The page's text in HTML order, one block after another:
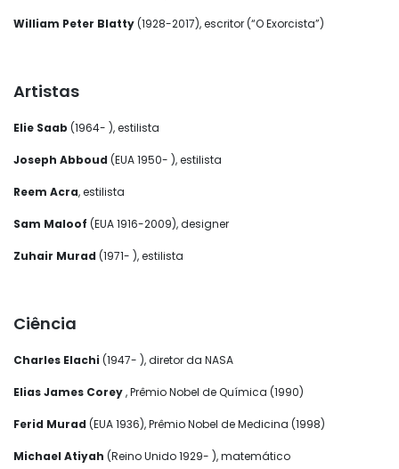
William Peter Blatty(1928-2017), escritor (“O Exorcista”)
Artistas
Elie Saab (1964- ), estilista
Joseph Abboud (EUA 1950- ), estilista
Reem Acra, estilista
Sam Maloof (EUA 1916-2009), designer
Zuhair Murad (1971- ), estilista
Ciência
Charles Elachi (1947- ), diretor da NASA
Elias James Corey, Prêmio Nobel de Química (1990)
Ferid Murad (EUA 1936), Prêmio Nobel de Medicina (1998)
Michael Atiyah (Reino Unido 1929- ), matemático